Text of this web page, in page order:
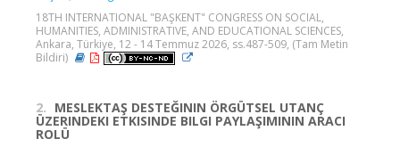
18TH INTERNATIONAL "BAŞKENT" CONGRESS ON SOCIAL,
HUMANITIES, ADMINISTRATIVE, AND EDUCATIONAL SCIENCES,
Ankara, Türkiye, 12 - 14 Temmuz 2026, ss.487-509, (Tam Metin
Bildiri)
2. MESLEKTAŞ DESTEĞININ ÖRGÜTSEL UTANÇ
ÜZERINDEKI ETKISINDE BILGI PAYLAŞIMININ ARACI
ROLÜ